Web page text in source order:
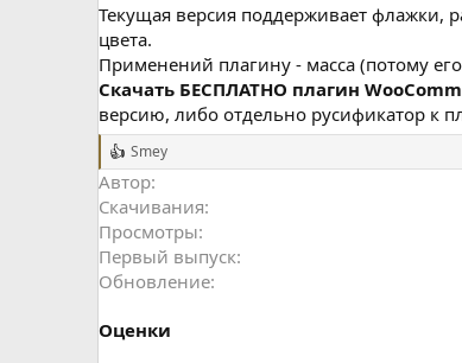
Текущая версия поддерживает флажки,
цвета.
Применений плагину - масса (потому
Cкачать БЕСПЛАТНО плагин
версию, либо отдельно русификатор к
Р
е
к
ц
и
и
:
Smey
Автор
Скачивания
Просмотры
Первый выпуск
Обновление
Оценки